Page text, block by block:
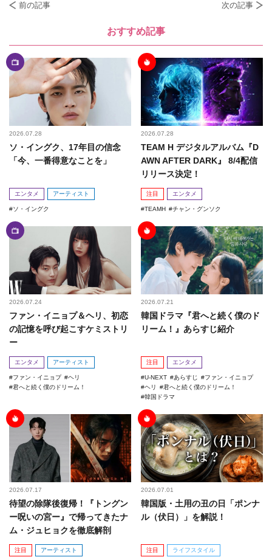
前の記事 次の記事
おすすめ記事
2026.07.28
ソ・イングク、17年目の信念
「今、一番得意なことを」
エンタメ アーティスト
ソ・イングク
2026.07.28
TEAM H デジタルアルバム『D
AWN AFTER DARK』 8/4配信
リリース決定！
注目 エンタメ
TEAMH チャン・グンソク
2026.07.24
ファン・イニョプ＆ヘリ、初恋
の記憶を呼び起こすケミストリ
ー
エンタメ アーティスト
ファン・イニョプ
ヘリ
君へと続く僕のドリーム！
2026.07.21
韓国ドラマ『君へと続く僕のド
リーム！』あらすじ紹介
注目 エンタメ
U-NEXT あらすじ
ファン・イニョプ
ヘリ
君へと続く僕のドリーム！
韓国ドラマ
2026.07.17
待望の除隊後復帰！『トングン
ー呪いの宮ー』で帰ってきたナ
ム・ジュヒョクを徹底解剖
注目 アーティスト
2026.07.01
韓国版・土用の丑の日「ポンナ
ル（伏日）」を解説！
注目 ライフスタイル